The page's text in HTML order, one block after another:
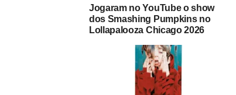
Jogaram no YouTube o show
dos Smashing Pumpkins no
Lollapalooza Chicago 2026